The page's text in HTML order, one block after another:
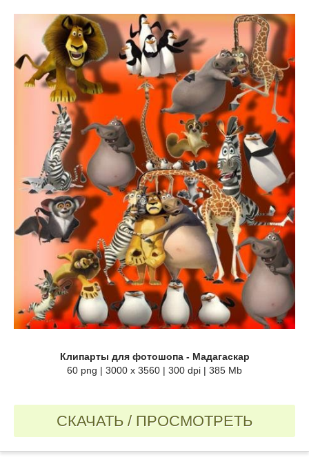
Клипарты для фотошопа - Мадагаскар
60 png | 3000 х 3560 | 300 dpi | 385 Mb
СКАЧАТЬ / ПРОСМОТРЕТЬ